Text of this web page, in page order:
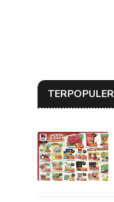
TERPOPULER